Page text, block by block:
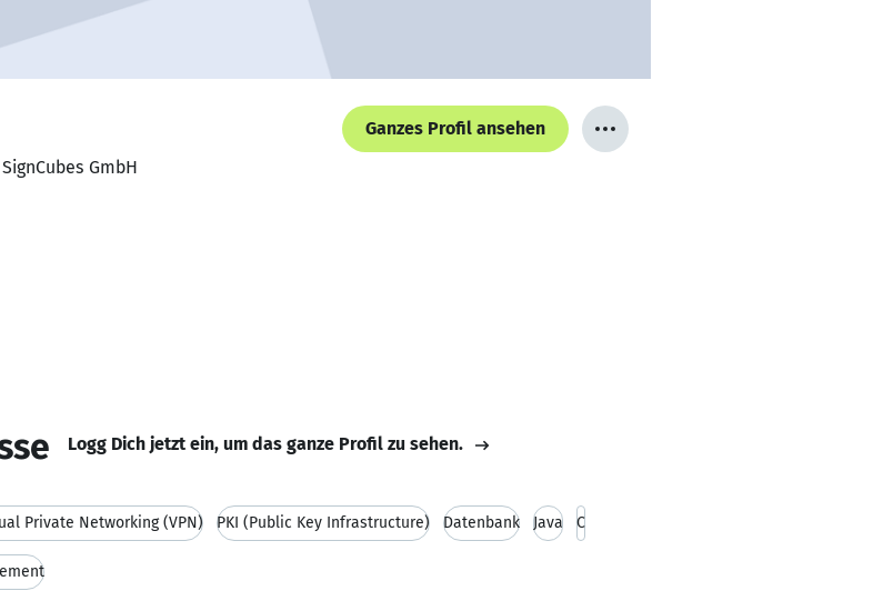
Ganzes Profil ansehen
GmbH
Logg Dich jetzt ein, um das ganze Profil zu sehen.
Private Networking (VPN) PKI (Public Key Infrastructure) Datenbank Java C